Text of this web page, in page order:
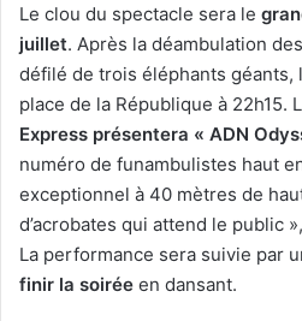
Le clou du spectacle sera le
juillet. Après la déambulation
défilé de trois éléphants
place de la République à 22h15.
Express présentera « ADN
numéro de funambulistes haut
exceptionnel à 40 mètres de
d’acrobates qui attend le public
La performance sera suivie par
finir la soirée en dansant.